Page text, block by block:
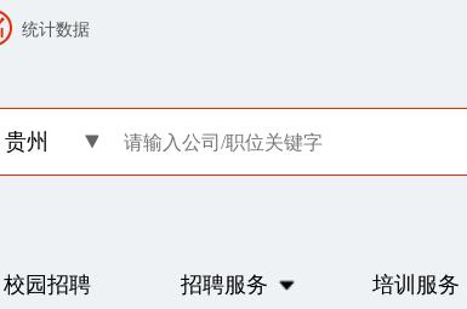
统计数据
贵州
校园招聘 招聘服务 培训服务